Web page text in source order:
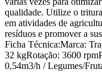
qualidade. Utilize o
em atividades de
resíduos e promover a
Ficha Técnica:Marca:
32 kgRotação: 3600
0,54m3/h / Legumes/